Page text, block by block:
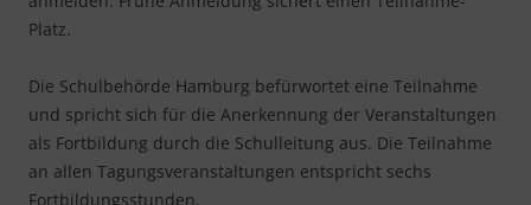
Platz.
Die Schulbehörde Hamburg befürwortet eine Teilnahme
und spricht sich für die Anerkennung der Veranstaltungen
als Fortbildung durch die Schulleitung aus. Die Teilnahme
an allen Tagungsveranstaltungen entspricht sechs
Fortbildungsstunden.